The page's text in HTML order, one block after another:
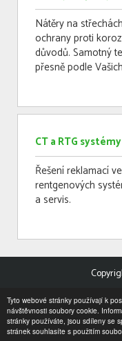
Tyto webové stránky používají k
návštěvnosti soubory cookie.
stránky používáte, jsou sdíleny se
stránek souhlasíte s použitím
Nátěry na
ochrany proti
důvodů. Samotný
přesně podle
CT a RTG systémy
Řešení reklamací
rentgenových
a servis.